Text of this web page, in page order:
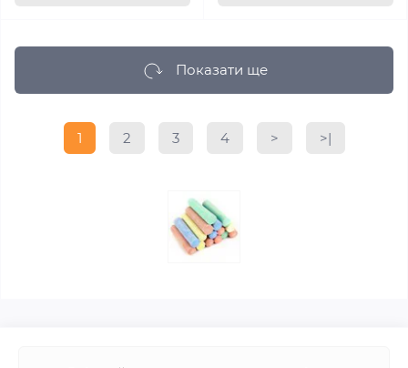
Показати ще
1 2 3 4 > >|